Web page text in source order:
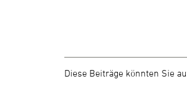
Diese Beiträge könnten Sie